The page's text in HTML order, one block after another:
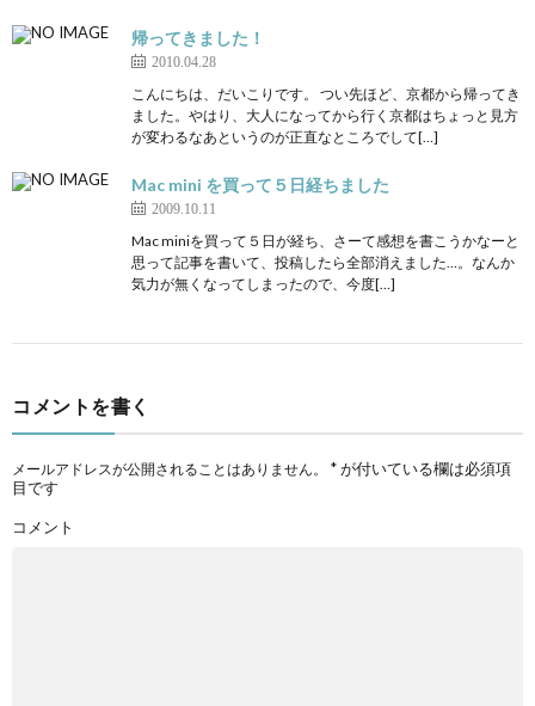
帰ってきました！
2010.04.28
こんにちは、だいこりです。 つい先ほど、京都から帰ってき
ました。やはり、大人になってから行く京都はちょっと見方
が変わるなあというのが正直なところでして[…]
Mac mini を買って５日経ちました
2009.10.11
Mac miniを買って５日が経ち、さーて感想を書こうかなーと
思って記事を書いて、投稿したら全部消えました…。なんか
気力が無くなってしまったので、今度[…]
コメントを書く
メールアドレスが公開されることはありません。 *が付いている欄は必須項
目です
コメント